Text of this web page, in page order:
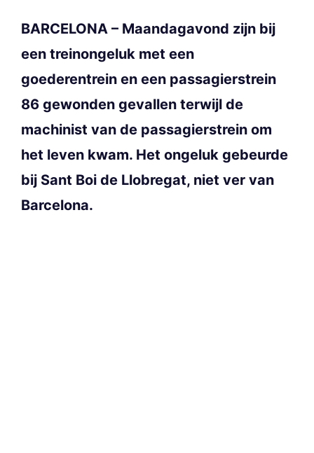
BARCELONA – Maandagavond zijn bij
een treinongeluk met een
goederentrein en een passagierstrein
86 gewonden gevallen terwijl de
machinist van de passagierstrein om
het leven kwam. Het ongeluk gebeurde
bij Sant Boi de Llobregat, niet ver van
Barcelona.